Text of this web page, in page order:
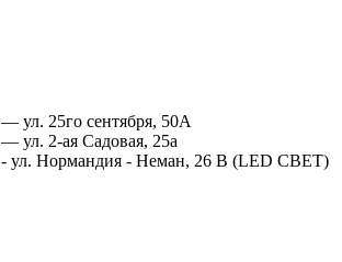
— ул. 25го сентября, 50А
— ул. 2-ая Садовая, 25а
- ул. Нормандия - Неман, 26 В (LED СВЕТ)